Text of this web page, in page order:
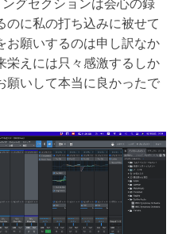
グセクションは会心の録
のに私の打ち込みに被せて
お願いするのは申し訳なか
栄えには只々感激するしか
願いして本当に良かったで